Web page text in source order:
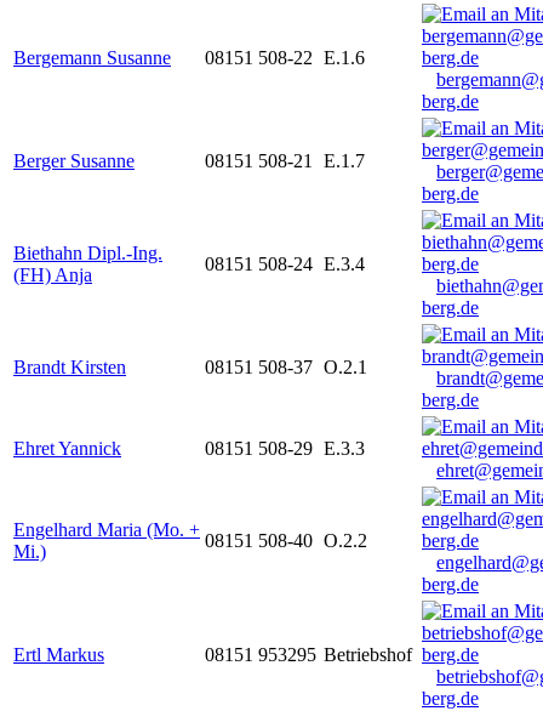
Bergemann Susanne 08151 508-22 E.1.6
berg.de
Berger Susanne 08151 508-21 E.1.7
berg.de
Biethahn Dipl.-Ing.
(FH) Anja
08151 508-24 E.3.4
berg.de
Brandt Kirsten 08151 508-37 O.2.1
berg.de
Ehret Yannick 08151 508-29 E.3.3
Engelhard Maria (Mo. +
Mi.)
08151 508-40 O.2.2
berg.de
Ertl Markus 08151 953295 Betriebshof
berg.de